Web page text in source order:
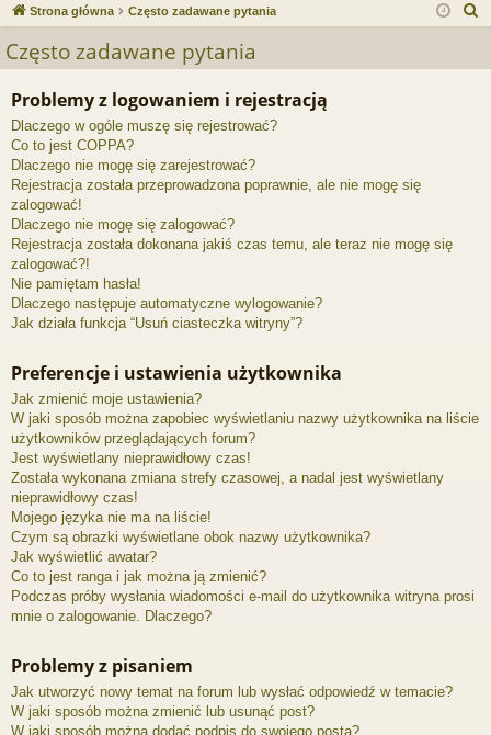
… si tru
Strona główna Często zadawane pytania
Często zadawane pytania
Problemy z logowaniem i rejestracją
Dlaczego w ogóle muszę się rejestrować?
Co to jest COPPA?
Dlaczego nie mogę się zarejestrować?
Rejestracja została przeprowadzona poprawnie, ale nie mogę się
zalogować!
Dlaczego nie mogę się zalogować?
Rejestracja została dokonana jakiś czas temu, ale teraz nie mogę się
zalogować?!
Nie pamiętam hasła!
Dlaczego następuje automatyczne wylogowanie?
Jak działa funkcja “Usuń ciasteczka witryny”?
Preferencje i ustawienia użytkownika
Jak zmienić moje ustawienia?
W jaki sposób można zapobiec wyświetlaniu nazwy użytkownika na liście
użytkowników przeglądających forum?
Jest wyświetlany nieprawidłowy czas!
Została wykonana zmiana strefy czasowej, a nadal jest wyświetlany
nieprawidłowy czas!
Mojego języka nie ma na liście!
Czym są obrazki wyświetlane obok nazwy użytkownika?
Jak wyświetlić awatar?
Co to jest ranga i jak można ją zmienić?
Podczas próby wysłania wiadomości e-mail do użytkownika witryna prosi
mnie o zalogowanie. Dlaczego?
Problemy z pisaniem
Jak utworzyć nowy temat na forum lub wysłać odpowiedź w temacie?
W jaki sposób można zmienić lub usunąć post?
W jaki sposób można dodać podpis do swojego posta?